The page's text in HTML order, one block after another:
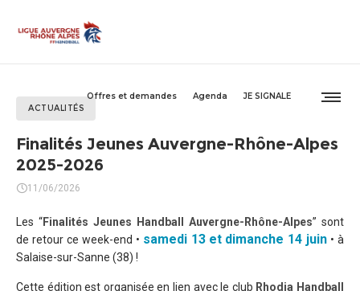
Offres et demandes Agenda
JE SIGNALE
ACTUALITÉS
Finalités Jeunes Auvergne-Rhône-Alpes
2025-2026
11/06/2026
Les “Finalités Jeunes Handball Auvergne-Rhône-Alpes” sont
de retour ce week-end • samedi 13 et dimanche 14 juin • à
Salaise-sur-Sanne (38) !
Cette édition est organisée en lien avec le club Rhodia Handball